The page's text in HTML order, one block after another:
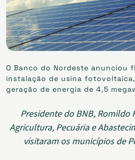
O Banco do Nordeste anunciou
instalação de usina
geração de energia de 4,5
Presidente do BNB, Romildo
Agricultura, Pecuária e
visitaram os municípios de